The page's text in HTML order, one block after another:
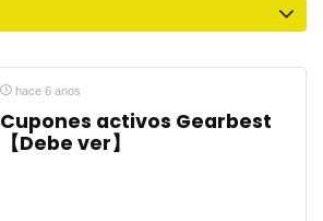
hace 6 anos
Cupones activos Gearbest
【Debe ver】